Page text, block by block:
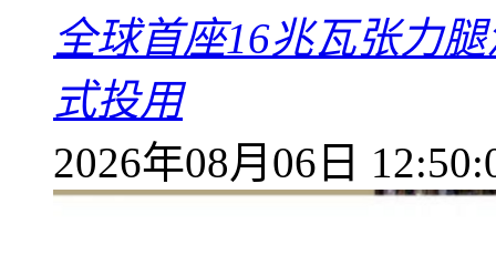
全球首座16兆瓦张力
式投用
2026年08月06日